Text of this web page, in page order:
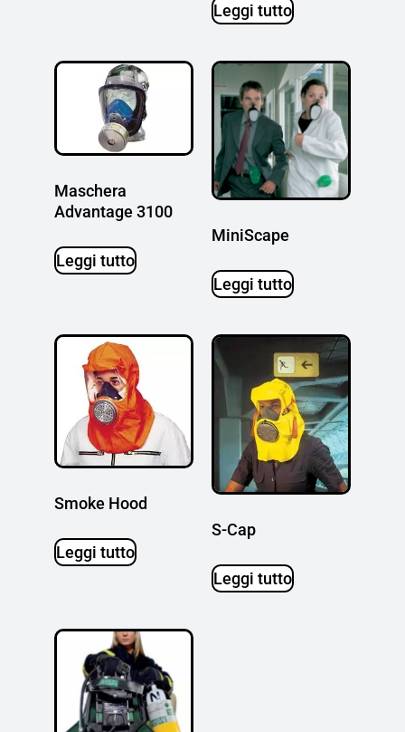
Leggi tutto
Maschera
Advantage 3100
Leggi tutto
MiniScape
Leggi tutto
Smoke Hood
Leggi tutto
S-Cap
Leggi tutto